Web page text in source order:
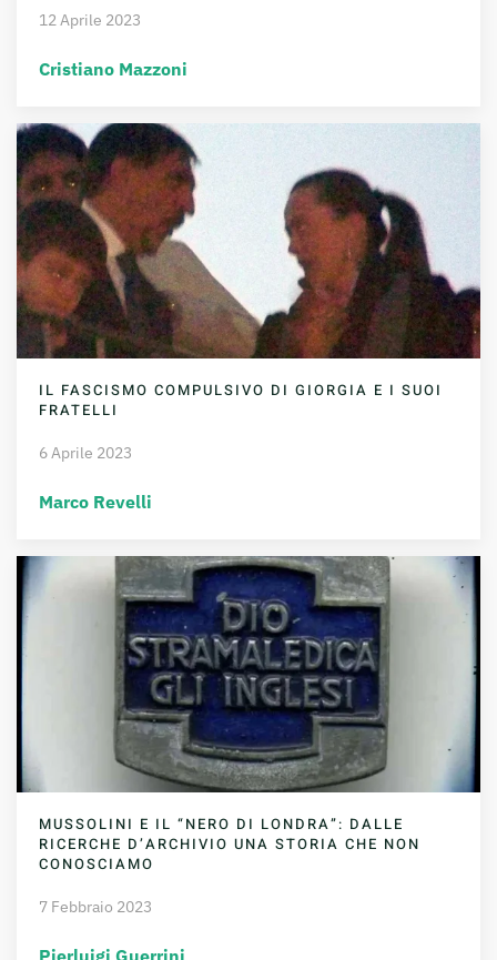
12 Aprile 2023
Cristiano Mazzoni
IL FASCISMO COMPULSIVO DI GIORGIA E I SUOI
FRATELLI
6 Aprile 2023
Marco Revelli
MUSSOLINI E IL “NERO DI LONDRA”: DALLE
RICERCHE D’ARCHIVIO UNA STORIA CHE NON
CONOSCIAMO
7 Febbraio 2023
Pierluigi Guerrini